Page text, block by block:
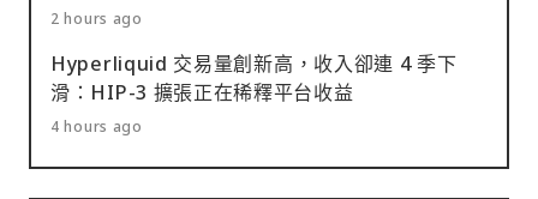
2 hours ago
Hyperliquid 交易量創新高，收入卻連 4 季下
滑：HIP-3 擴張正在稀釋平台收益
4 hours ago